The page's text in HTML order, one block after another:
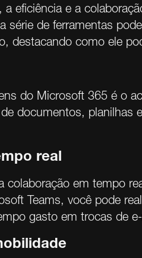
eficiência e a
série de ferramentas
destacando como ele
do Microsoft 365 é o
documentos,
real
colaboração em tempo
Teams, você pode
gasto em trocas de